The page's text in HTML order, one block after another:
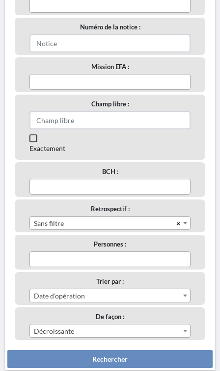
Numéro de la notice :
Mission EFA :
Champ libre :
Exactement
BCH :
Retrospectif :
×
Sans filtre
Personnes :
Trier par :
Date d'opération
De façon :
Décroissante
Rechercher